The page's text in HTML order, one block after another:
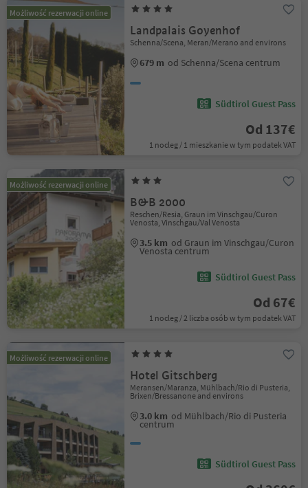
Możliwość rezerwacji online
Landpalais Goyenhof
Schenna/Scena, Meran/Merano and environs
679 m od Schenna/Scena centrum
Südtirol Guest Pass
Od 137€
1 nocleg / 1 mieszkanie w tym podatek VAT
Możliwość rezerwacji online
B&B 2000
Reschen/Resia, Graun im Vinschgau/Curon
Venosta, Vinschgau/Val Venosta
3.5 km od Graun im Vinschgau/Curon
Venosta centrum
Südtirol Guest Pass
Od 67€
1 nocleg / 2 liczba osób w tym podatek VAT
Możliwość rezerwacji online
Hotel Gitschberg
Meransen/Maranza, Mühlbach/Rio di Pusteria,
Brixen/Bressanone and environs
3.0 km od Mühlbach/Rio di Pusteria
centrum
Südtirol Guest Pass